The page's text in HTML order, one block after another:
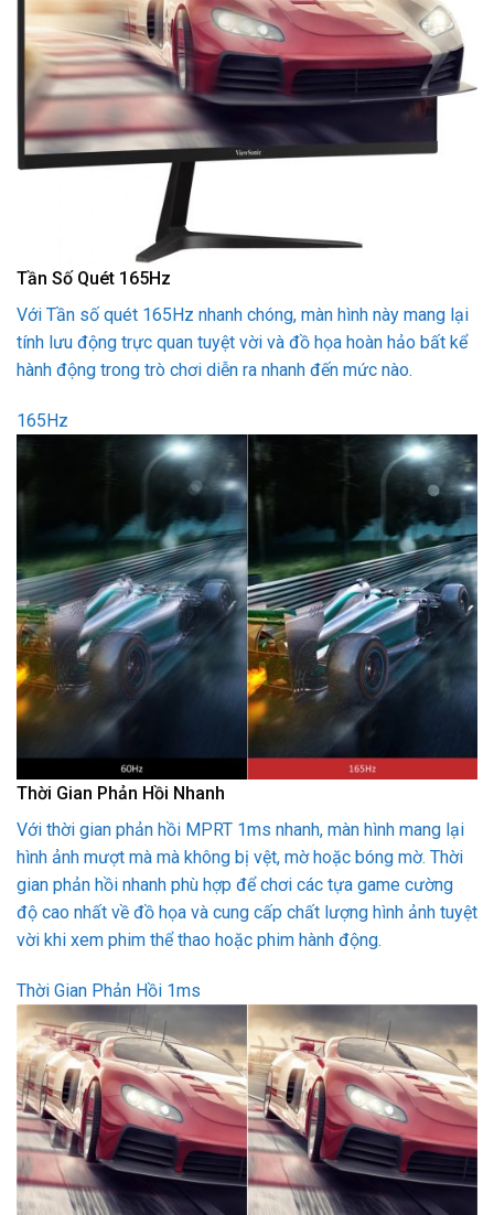
Tần Số Quét 165Hz
Với Tần số quét 165Hz nhanh chóng, màn hình này mang lại
tính lưu động trực quan tuyệt vời và đồ họa hoàn hảo bất kể
hành động trong trò chơi diễn ra nhanh đến mức nào.
165Hz
Thời Gian Phản Hồi Nhanh
Với thời gian phản hồi MPRT 1ms nhanh, màn hình mang lại
hình ảnh mượt mà mà không bị vệt, mờ hoặc bóng mờ. Thời
gian phản hồi nhanh phù hợp để chơi các tựa game cường
độ cao nhất về đồ họa và cung cấp chất lượng hình ảnh tuyệt
vời khi xem phim thể thao hoặc phim hành động.
Thời Gian Phản Hồi 1ms